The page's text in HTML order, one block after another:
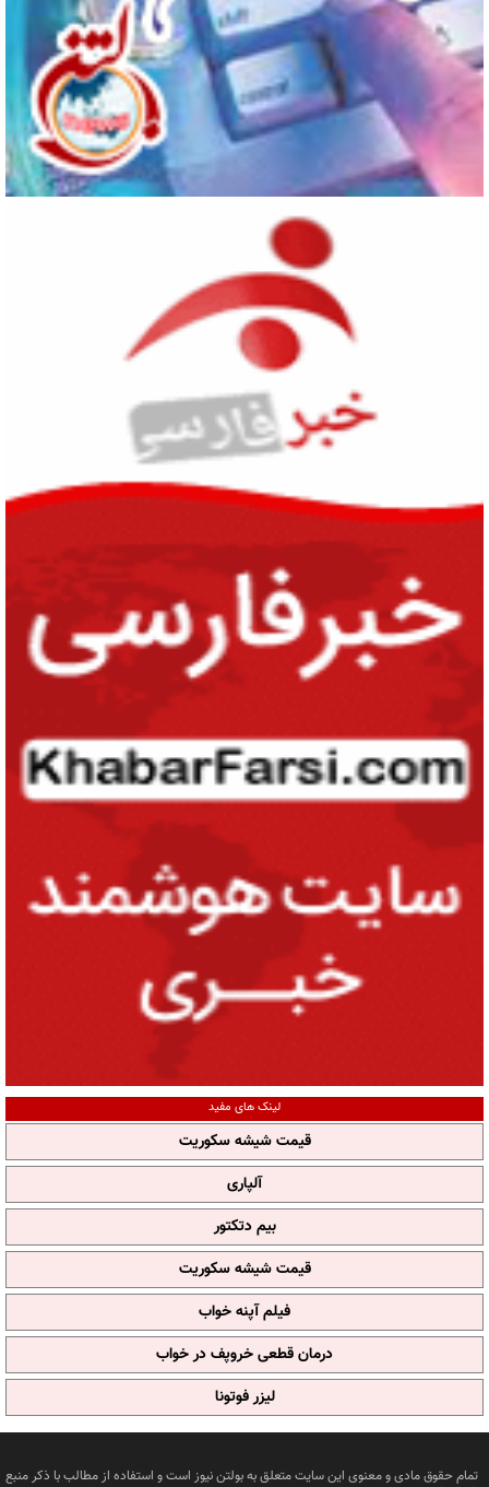
لینک های مفید
قیمت شیشه سکوریت
آلپاری
بیم دتکتور
قیمت شیشه سکوریت
فیلم آپنه خواب
درمان قطعی خروپف در خواب
لیزر فوتونا
تمام حقوق مادی و معنوی این سایت متعلق به بولتن نیوز است و استفاده از مطالب با ذکر منبع